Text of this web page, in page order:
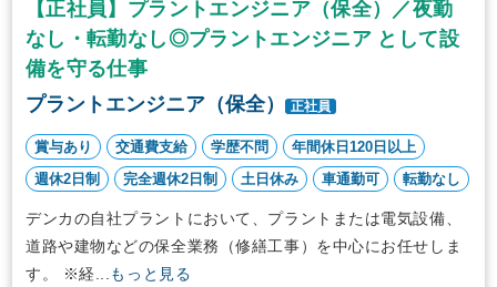
【正社員】プラントエンジニア（保全）／夜勤
なし・転勤なし◎プラントエンジニア として設
備を守る仕事
プラントエンジニア（保全）
正社員
賞与あり 交通費支給 学歴不問
年間休日120日以上
週休2日制
完全週休2日制 土日休み 車通勤可 転勤なし
デンカの自社プラントにおいて、プラントまたは電気設備、
道路や建物などの保全業務（修繕工事）を中心にお任せしま
す。 ※経...もっと見る